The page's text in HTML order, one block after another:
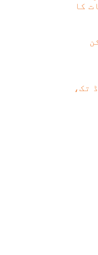
80 دیہات کا
تک،